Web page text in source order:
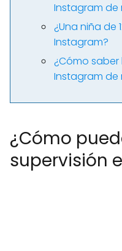
Instagram de
¿Una niña de
Instagram?
¿Cómo
Instagram de
¿Cómo
supervisión